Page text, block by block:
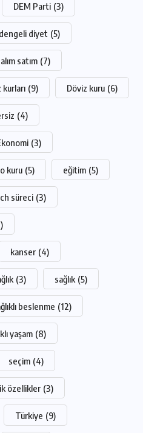
DEM Parti (3)
dengeli diyet (5)
satım (7)
(9) Döviz kuru (6)
(4)
(3)
kuru (5) eğitim (5)
süreci (3)
kanser (4)
(3) sağlık (5)
beslenme (12)
yaşam (8)
seçim (4)
özellikler (3)
Türkiye (9)